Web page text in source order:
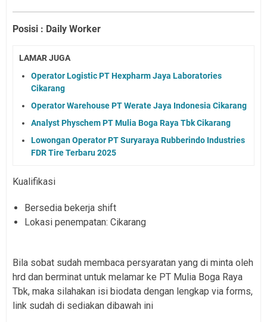
Posisi : Daily Worker
LAMAR JUGA
Operator Logistic PT Hexpharm Jaya Laboratories
Cikarang
Operator Warehouse PT Werate Jaya Indonesia Cikarang
Analyst Physchem PT Mulia Boga Raya Tbk Cikarang
Lowongan Operator PT Suryaraya Rubberindo Industries
FDR Tire Terbaru 2025
Kualifikasi
Bersedia bekerja shift
Lokasi penempatan: Cikarang
Bila sobat sudah membaca persyaratan yang di minta oleh
hrd dan berminat untuk melamar ke PT Mulia Boga Raya
Tbk, maka silahakan isi biodata dengan lengkap via forms,
link sudah di sediakan dibawah ini